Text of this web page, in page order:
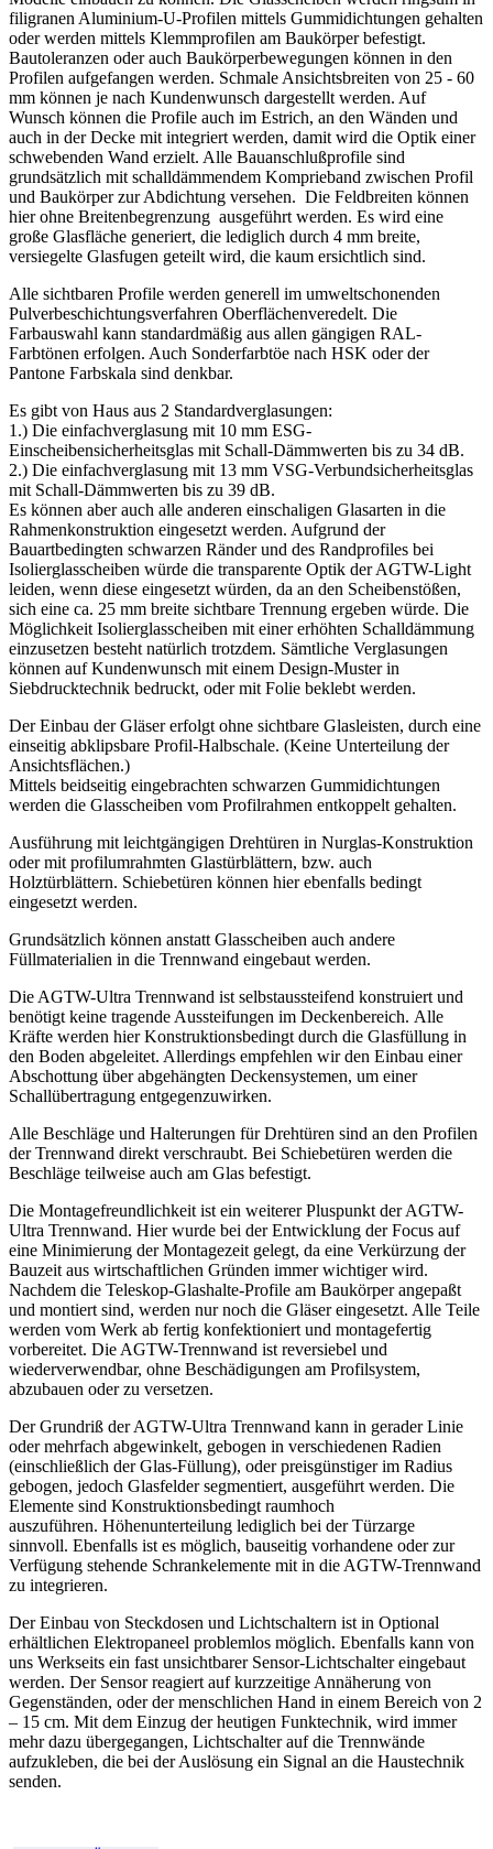
filigranen Aluminium-U-Profilen mittels Gummidichtungen gehalten
oder werden mittels Klemmprofilen am Baukörper befestigt.
Bautoleranzen oder auch Baukörperbewegungen können in den
Profilen aufgefangen werden. Schmale Ansichtsbreiten von 25 - 60
mm können je nach Kundenwunsch dargestellt werden. Auf
Wunsch können die Profile auch im Estrich, an den Wänden und
auch in der Decke mit integriert werden, damit wird die Optik einer
schwebenden Wand erzielt. Alle Bauanschlußprofile sind
grundsätzlich mit schalldämmendem Komprieband zwischen Profil
und Baukörper zur Abdichtung versehen. Die Feldbreiten können
hier ohne Breitenbegrenzung ausgeführt werden. Es wird eine
große Glasfläche generiert, die lediglich durch 4 mm breite,
versiegelte Glasfugen geteilt wird, die kaum ersichtlich sind.
Alle sichtbaren Profile werden generell im umweltschonenden
Pulverbeschichtungsverfahren Oberflächenveredelt. Die
Farbauswahl kann standardmäßig aus allen gängigen RAL-
Farbtönen erfolgen. Auch Sonderfarbtöe nach HSK oder der
Pantone Farbskala sind denkbar.
Es gibt von Haus aus 2 Standardverglasungen:
1.) Die einfachverglasung mit 10 mm ESG-
Einscheibensicherheitsglas mit Schall-Dämmwerten bis zu 34 dB.
2.) Die einfachverglasung mit 13 mm VSG-Verbundsicherheitsglas
mit Schall-Dämmwerten bis zu 39 dB.
Es können aber auch alle anderen einschaligen Glasarten in die
Rahmenkonstruktion eingesetzt werden. Aufgrund der
Bauartbedingten schwarzen Ränder und des Randprofiles bei
Isolierglasscheiben würde die transparente Optik der AGTW-Light
leiden, wenn diese eingesetzt würden, da an den Scheibenstößen,
sich eine ca. 25 mm breite sichtbare Trennung ergeben würde. Die
Möglichkeit Isolierglasscheiben mit einer erhöhten Schalldämmung
einzusetzen besteht natürlich trotzdem. Sämtliche Verglasungen
können auf Kundenwunsch mit einem Design-Muster in
Siebdrucktechnik bedruckt, oder mit Folie beklebt werden.
Der Einbau der Gläser erfolgt ohne sichtbare Glasleisten, durch eine
einseitig abklipsbare Profil-Halbschale. (Keine Unterteilung der
Ansichtsflächen.)
Mittels beidseitig eingebrachten schwarzen Gummidichtungen
werden die Glasscheiben vom Profilrahmen entkoppelt gehalten.
Ausführung mit leichtgängigen Drehtüren in Nurglas-Konstruktion
oder mit profilumrahmten Glastürblättern, bzw. auch
Holztürblättern. Schiebetüren können hier ebenfalls bedingt
eingesetzt werden.
Grundsätzlich können anstatt Glasscheiben auch andere
Füllmaterialien in die Trennwand eingebaut werden.
Die AGTW-Ultra Trennwand ist selbstaussteifend konstruiert und
benötigt keine tragende Aussteifungen im Deckenbereich. Alle
Kräfte werden hier Konstruktionsbedingt durch die Glasfüllung in
den Boden abgeleitet. Allerdings empfehlen wir den Einbau einer
Abschottung über abgehängten Deckensystemen, um einer
Schallübertragung entgegenzuwirken.
Alle Beschläge und Halterungen für Drehtüren sind an den Profilen
der Trennwand direkt verschraubt. Bei Schiebetüren werden die
Beschläge teilweise auch am Glas befestigt.
Die Montagefreundlichkeit ist ein weiterer Pluspunkt der AGTW-
Ultra Trennwand. Hier wurde bei der Entwicklung der Focus auf
eine Minimierung der Montagezeit gelegt, da eine Verkürzung der
Bauzeit aus wirtschaftlichen Gründen immer wichtiger wird.
Nachdem die Teleskop-Glashalte-Profile am Baukörper angepaßt
und montiert sind, werden nur noch die Gläser eingesetzt. Alle Teile
werden vom Werk ab fertig konfektioniert und montagefertig
vorbereitet. Die AGTW-Trennwand ist reversiebel und
wiederverwendbar, ohne Beschädigungen am Profilsystem,
abzubauen oder zu versetzen.
Der Grundriß der AGTW-Ultra Trennwand kann in gerader Linie
oder mehrfach abgewinkelt, gebogen in verschiedenen Radien
(einschließlich der Glas-Füllung), oder preisgünstiger im Radius
gebogen, jedoch Glasfelder segmentiert, ausgeführt werden. Die
Elemente sind Konstruktionsbedingt raumhoch
auszuführen. Höhenunterteilung lediglich bei der Türzarge
sinnvoll. Ebenfalls ist es möglich, bauseitig vorhandene oder zur
Verfügung stehende Schrankelemente mit in die AGTW-Trennwand
zu integrieren.
Der Einbau von Steckdosen und Lichtschaltern ist in Optional
erhältlichen Elektropaneel problemlos möglich. Ebenfalls kann von
uns Werkseits ein fast unsichtbarer Sensor-Lichtschalter eingebaut
werden. Der Sensor reagiert auf kurzzeitige Annäherung von
Gegenständen, oder der menschlichen Hand in einem Bereich von 2
– 15 cm. Mit dem Einzug der heutigen Funktechnik, wird immer
mehr dazu übergegangen, Lichtschalter auf die Trennwände
aufzukleben, die bei der Auslösung ein Signal an die Haustechnik
senden.